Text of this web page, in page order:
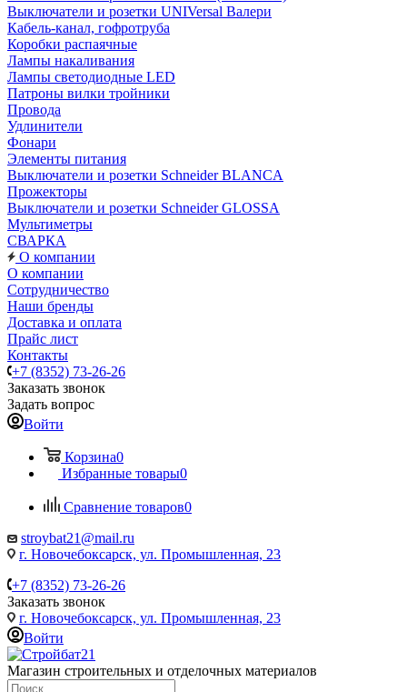
Выключатели и розетки UNIVersal Валери
Кабель-канал, гофротруба
Коробки распаячные
Лампы накаливания
Лампы светодиодные LED
Патроны вилки тройники
Провода
Удлинители
Фонари
Элементы питания
Выключатели и розетки Schneider BLANCA
Прожекторы
Выключатели и розетки Schneider GLOSSA
Мультиметры
СВАРКА
О компании
О компании
Сотрудничество
Наши бренды
Доставка и оплата
Прайс лист
Контакты
+7 (8352) 73-26-26
Заказать звонок
Задать вопрос
Войти
Корзина0
Избранные товары0
Сравнение товаров0
stroybat21@mail.ru
г. Новочебоксарск, ул. Промышленная, 23
+7 (8352) 73-26-26
Заказать звонок
г. Новочебоксарск, ул. Промышленная, 23
Войти
Магазин строительных и отделочных материалов